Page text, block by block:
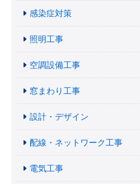
感染症対策
照明工事
空調設備工事
窓まわり工事
設計・デザイン
配線・ネットワーク工事
電気工事